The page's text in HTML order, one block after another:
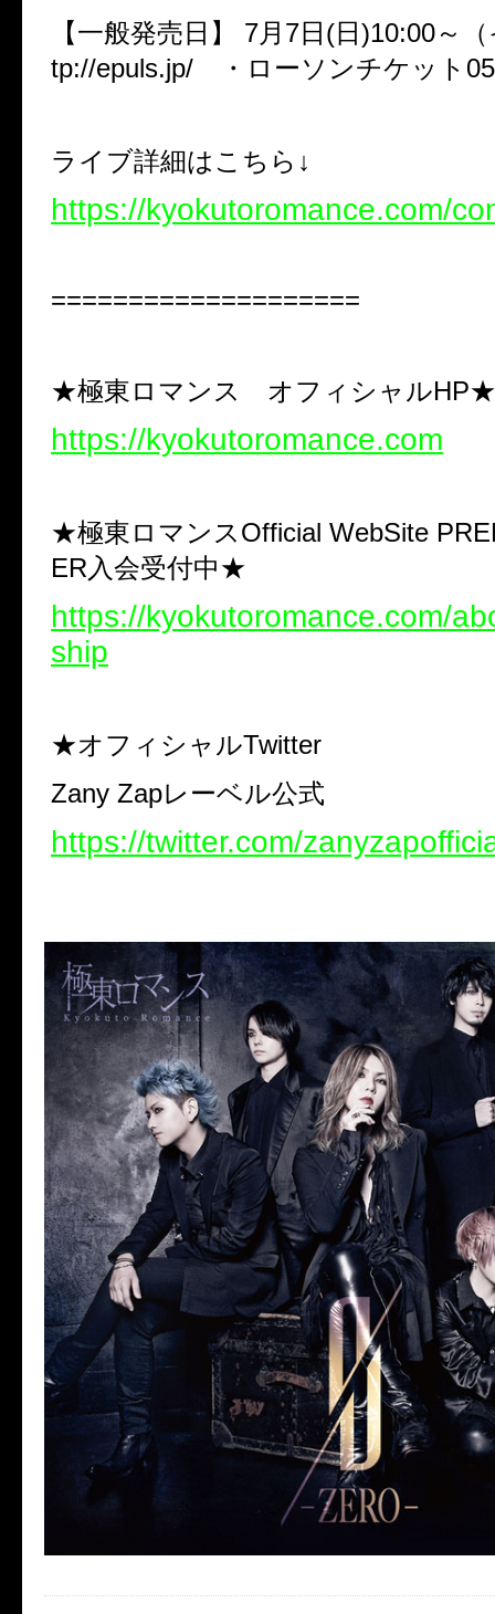
【一般発売日】 7月7日(日)10:00～
tp://epuls.jp/ ・ローソンチケット
ライブ詳細はこちら↓
https://kyokutoromance.com/
====================
★極東ロマンス オフィシャルHP★
https://kyokutoromance.com
★極東ロマンスOfficial WebSite
ER入会受付中★
https://kyokutoromance.com/
ship
★オフィシャルTwitter
Zany Zapレーベル公式
https://twitter.com/